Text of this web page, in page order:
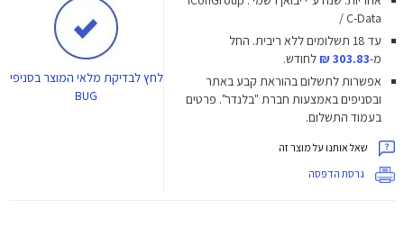
/ C-Data
עד 18 תשלומים ללא ריבית.
החל
מ-303.83 ₪
לחודש.
אפשרות לתשלום בהוראת קבע באתר
ובסניפים באמצעות חברת "בלנדר". פרטים
בעמוד התשלום.
שאל אותנו על מוצר זה
גרסת הדפסה
לחץלבדיקת מלאי המוצר בסניפי
BUG